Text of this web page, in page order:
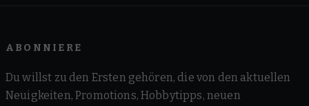
ABONNIERE
Du willst zu den Ersten gehören, die von den aktuellen
Neuigkeiten, Promotions, Hobbytipps, neuen